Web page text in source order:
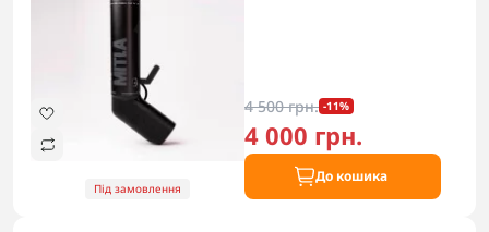
Під замовлення
4 500 грн. -11%
4 000 грн.
До кошика